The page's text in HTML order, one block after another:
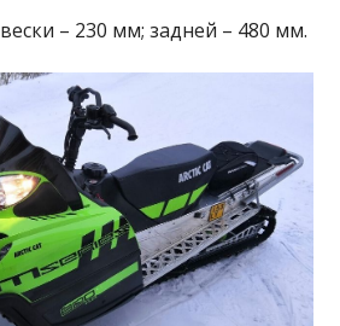
– 230 мм; задней – 480 мм.